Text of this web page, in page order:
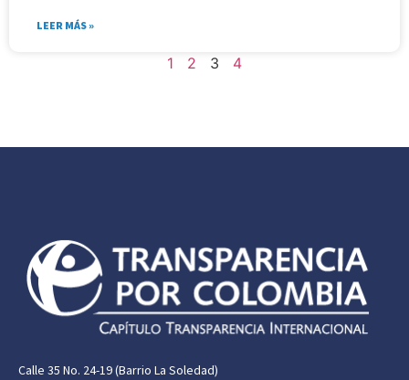
LEER MÁS »
1 2 3 4
Calle 35 No. 24-19 (Barrio La Soledad)